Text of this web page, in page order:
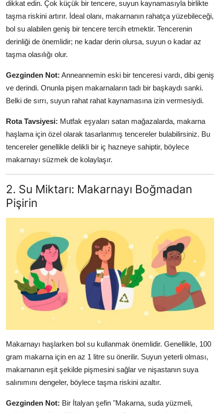
Anne & Bebek Beslenmesi
Mutfak Sırları & Teknikler
Gıda Sözlüğü & Nedir?
Yemek Tarifleri & Menüler
dikkat edin. Çok küçük bir tencere, suyun kaynamasıyla birlikte
taşma riskini artırır. İdeal olanı, makarnanın rahatça yüzebileceği,
bol su alabilen geniş bir tencere tercih etmektir. Tencerenin
derinliği de önemlidir; ne kadar derin olursa, suyun o kadar az
taşma olasılığı olur.
Gezginden Not: Anneannemin eski bir tenceresi vardı, dibi geniş
ve derindi. Onunla pişen makarnaların tadı bir başkaydı sanki.
Belki de sırrı, suyun rahat rahat kaynamasına izin vermesiydi.
Rota Tavsiyesi: Mutfak eşyaları satan mağazalarda, makarna
haşlama için özel olarak tasarlanmış tencereler bulabilirsiniz. Bu
tencereler genellikle delikli bir iç hazneye sahiptir, böylece
makarnayı süzmek de kolaylaşır.
2. Su Miktarı: Makarnayı Boğmadan
Pişirin
Makarnayı haşlarken bol su kullanmak önemlidir. Genellikle, 100
gram makarna için en az 1 litre su önerilir. Suyun yeterli olması,
makarnanın eşit şekilde pişmesini sağlar ve nişastanın suya
salınımını dengeler, böylece taşma riskini azaltır.
Gezginden Not: Bir İtalyan şefin "Makarna, suda yüzmeli,